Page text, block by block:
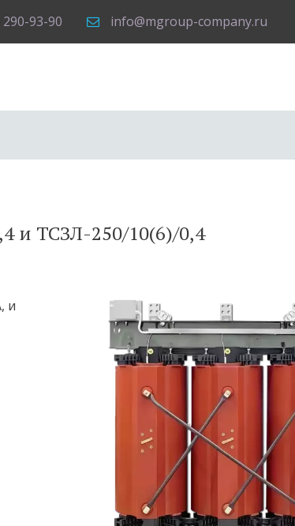
290-93-90 info@mgroup-company.ru
и ТСЗЛ-250/10(6)/0,4
и